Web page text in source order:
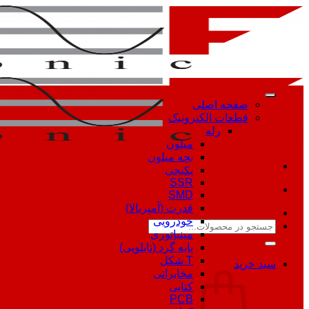
Skip
جستجو
سبد خرید
صفحه اصلی
قطعات الکترونیک
رله
میلون
بچه میلون
پکیجی
SSR
SMD
قدرت (آمپربالا)
خودرویی
مینیاتوری
پایه گرد (تابلویی)
T شکل
مخابراتی
کتابی
PCB